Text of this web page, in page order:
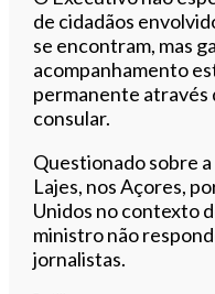
de cidadãos
se encontram, mas
acompanhamento
permanente através
consular.
Questionado sobre
Lajes, nos Açores,
Unidos no contexto
ministro não
jornalistas.